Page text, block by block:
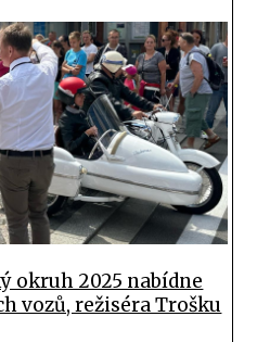
okruh 2025 nabídne
vozů, režiséra Trošku